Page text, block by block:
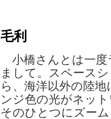
毛利
小橋さんとは一度
まして。スペース
ら、海洋以外の陸
ンジ色の光がネッ
そのひとつにズー